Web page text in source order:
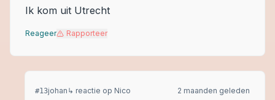
Ik kom uit Utrecht
Reageer Rapporteer
#13johan ↳ reactie op Nico 2 maanden geleden